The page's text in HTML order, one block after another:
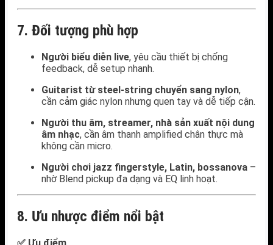
7. Đối tượng phù hợp
Người biểu diễn live, yêu cầu thiết bị chống
feedback, dễ setup nhanh.
Guitarist từ steel-string chuyển sang nylon,
cần cảm giác nylon nhưng quen tay và dễ tiếp cận.
Người thu âm, streamer, nhà sản xuất nội dung
âm nhạc, cần âm thanh amplified chân thực mà
không cần micro.
Người chơi jazz fingerstyle, Latin, bossanova –
nhờ Blend pickup đa dạng và EQ linh hoạt.
8. Ưu nhược điểm nổi bật